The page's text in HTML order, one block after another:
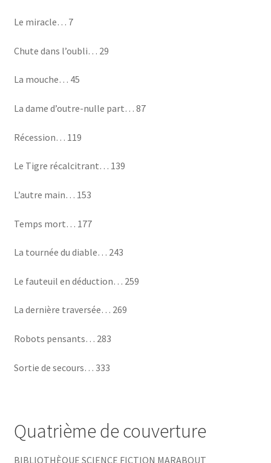
Le miracle… 7
Chute dans l’oubli… 29
La mouche… 45
La dame d’outre-nulle part… 87
Récession… 119
Le Tigre récalcitrant… 139
L’autre main… 153
Temps mort… 177
La tournée du diable… 243
Le fauteuil en déduction… 259
La dernière traversée… 269
Robots pensants… 283
Sortie de secours… 333
Quatrième de couverture
BIBLIOTHÈQUE SCIENCE FICTION MARABOUT